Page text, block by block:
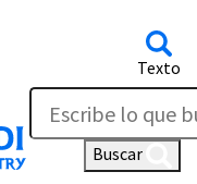
Texto
Buscar